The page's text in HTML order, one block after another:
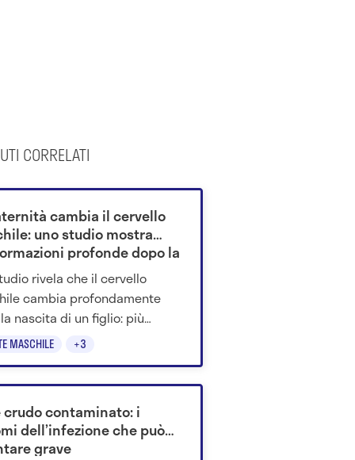
CORRELATI
MASCHILE +3
cambia il cervello
uno studio mostra
profonde dopo la
di un figlio
rivela che il cervello
cambia profondamente
nascita di un figlio: più
attenzione e nuove
crudo contaminato: i
dell’infezione che può
grave